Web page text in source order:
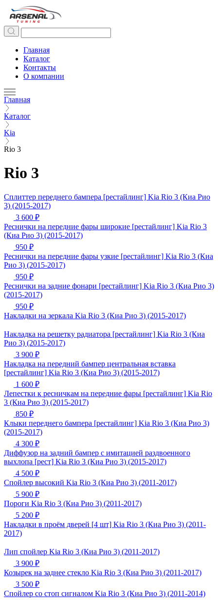
Главная
Каталог
Контакты
О компании
Главная
Каталог
Kia
Rio 3
Rio 3
Сплиттер переднего бампера [рестайлинг] Kia Rio 3 (Киа Рио
3) (2015-2017)
3 600 ₽
Реснички на передние фары широкие [рестайлинг] Kia Rio 3
(Киа Рио 3) (2015-2017)
950 ₽
Реснички на передние фары узкие [рестайлинг] Kia Rio 3 (Киа
Рио 3) (2015-2017)
950 ₽
Реснички на задние фонари [рестайлинг] Kia Rio 3 (Киа Рио 3)
(2015-2017)
950 ₽
Накладки на зеркала Kia Rio 3 (Киа Рио 3) (2015-2017)
Накладка на решетку радиатора [рестайлинг] Kia Rio 3 (Киа
Рио 3) (2015-2017)
3 900 ₽
Накладка на передний бампер центральная вставка
[рестайлинг] Kia Rio 3 (Киа Рио 3) (2015-2017)
1 600 ₽
Лепестки к ресничкам на передние фары [рестайлинг] Kia Rio
3 (Киа Рио 3) (2015-2017)
850 ₽
Клыки переднего бампера [рестайлинг] Kia Rio 3 (Киа Рио 3)
(2015-2017)
4 300 ₽
Диффузор на задний бампер с имитацией раздвоенного
выхлопа [рест] Kia Rio 3 (Киа Рио 3) (2015-2017)
4 500 ₽
Спойлер высокий Kia Rio 3 (Киа Рио 3) (2011-2017)
5 900 ₽
Пороги Kia Rio 3 (Киа Рио 3) (2011-2017)
5 200 ₽
Накладки в проём дверей [4 шт] Kia Rio 3 (Киа Рио 3) (2011-
2017)
Лип спойлер Kia Rio 3 (Киа Рио 3) (2011-2017)
3 900 ₽
Козырек на заднее стекло Kia Rio 3 (Киа Рио 3) (2011-2017)
3 500 ₽
Спойлер со стоп сигналом Kia Rio 3 (Киа Рио 3) (2011-2014)